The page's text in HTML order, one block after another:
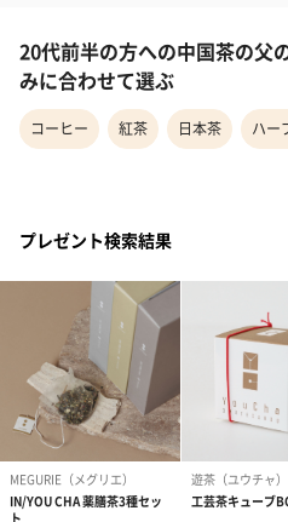
20代前半の方への中国茶の父
みに合わせて選ぶ
コーヒー 紅茶 日本茶 ハー
プレゼント検索結果